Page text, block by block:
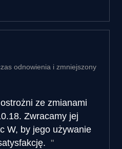
odnowienia i zmniejszony
ze zmianami
Zwracamy jej
W, by jego używanie